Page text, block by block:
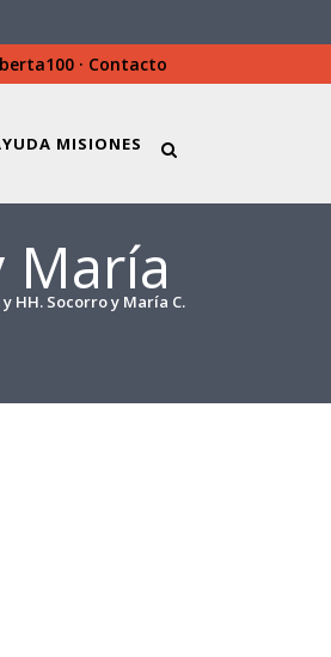
· Contacto
MISIONES
María
HH. Socorro y María C.